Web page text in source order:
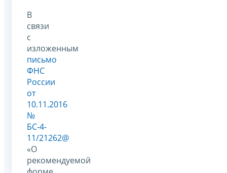
В
связи
с
изложенным
письмо
ФНС
России
от
10.11.2016
№
БС-4-
11/21262@
«О
рекомендуемой